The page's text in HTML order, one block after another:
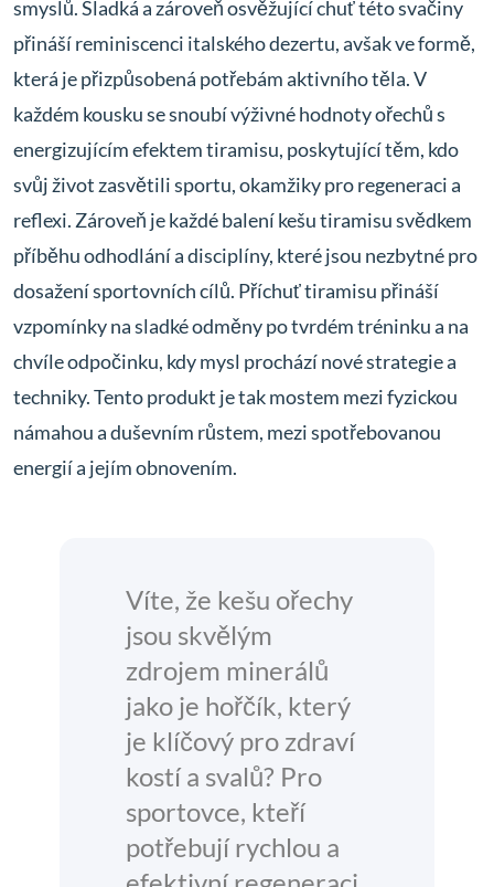
smyslů. Sladká a zároveň osvěžující chuť této svačiny
přináší reminiscenci italského dezertu, avšak ve formě,
která je přizpůsobená potřebám aktivního těla. V
každém kousku se snoubí výživné hodnoty ořechů s
energizujícím efektem tiramisu, poskytující těm, kdo
svůj život zasvětili sportu, okamžiky pro regeneraci a
reflexi. Zároveň je každé balení kešu tiramisu svědkem
příběhu odhodlání a disciplíny, které jsou nezbytné pro
dosažení sportovních cílů. Příchuť tiramisu přináší
vzpomínky na sladké odměny po tvrdém tréninku a na
chvíle odpočinku, kdy mysl prochází nové strategie a
techniky. Tento produkt je tak mostem mezi fyzickou
námahou a duševním růstem, mezi spotřebovanou
energií a jejím obnovením.
Víte, že kešu ořechy
jsou skvělým
zdrojem minerálů
jako je hořčík, který
je klíčový pro zdraví
kostí a svalů? Pro
sportovce, kteří
potřebují rychlou a